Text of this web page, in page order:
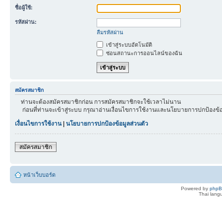
ชื่อผู้ใช้:
รหัสผ่าน:
ลืมรหัสผ่าน
เข้าสู่ระบบอัตโนมัติ
ซ่อนสถานะการออนไลน์ของฉัน
สมัครสมาชิก
ท่านจะต้องสมัครสมาชิกก่อน การสมัครสมาชิกจะใช้เวลาไม่นาน
ก่อนที่ท่านจะเข้าสู่ระบบ กรุณาอ่านเงื่อนไขการใช้งานและนโยบายการปกป้อง
เงื่อนไขการใช้งาน| นโยบายการปกป้องข้อมูลส่วนตัว
สมัครสมาชิก
หน้าเว็บบอร์ด
Powered by
Thai